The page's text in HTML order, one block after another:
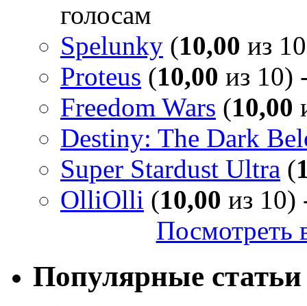
голосам
Spelunky (10,00 из
Proteus (10,00 из 10)
Freedom Wars (10,00
Destiny: The Dark
Super Stardust Ultra (
OlliOlli (10,00 из 10)
Посмотреть
Популярные статьи